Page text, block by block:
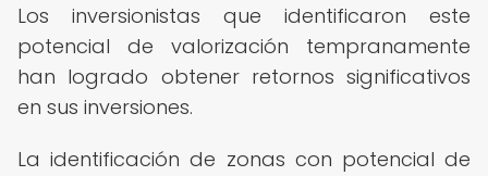
Los inversionistas que identificaron este
potencial de valorización tempranamente
han logrado obtener retornos significativos
en sus inversiones.
La identificación de zonas con potencial de